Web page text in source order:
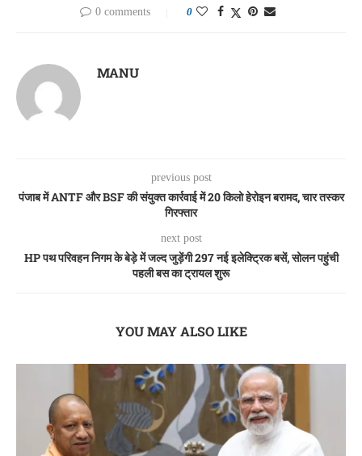
0 comments 0
MANU
previous post
पंजाब में ANTF और BSF की संयुक्त कार्रवाई में 20 किलो हेरोइन बरामद, चार तस्कर
गिरफ्तार
next post
HP पथ परिवहन निगम के बेड़े में जल्द जुड़ेंगी 297 नई इलेक्ट्रिक बसें, सोलन पहुंची
पहली बस का ट्रायल शुरू
YOU MAY ALSO LIKE